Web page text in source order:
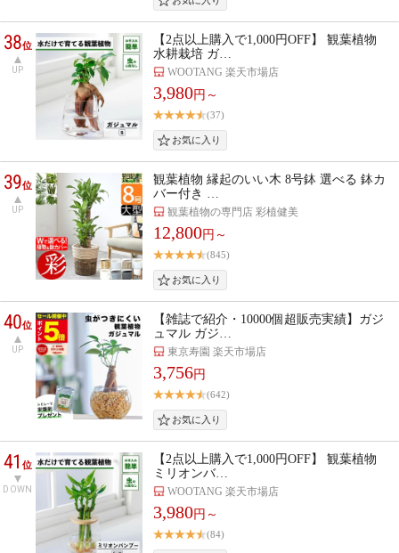
38位
UP
【2点以上購入で1,000円OFF】 観葉植物
水耕栽培 ガ…
WOOTANG 楽天市場店
3,980円～
(37)
39位
UP
観葉植物 縁起のいい木 8号鉢 選べる 鉢カ
バー付き …
観葉植物の専門店 彩植健美
12,800円～
(845)
40位
UP
【雑誌で紹介・10000個超販売実績】ガジ
ュマル ガジ…
東京寿園 楽天市場店
3,756円
(642)
41位
DOWN
【2点以上購入で1,000円OFF】 観葉植物
ミリオンバ…
WOOTANG 楽天市場店
3,980円～
(84)